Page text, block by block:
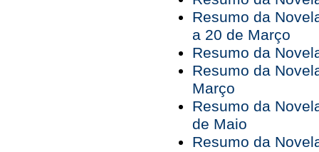
Resumo da
a 20 de Março
Resumo da
Resumo da
Março
Resumo da
de Maio
Resumo da